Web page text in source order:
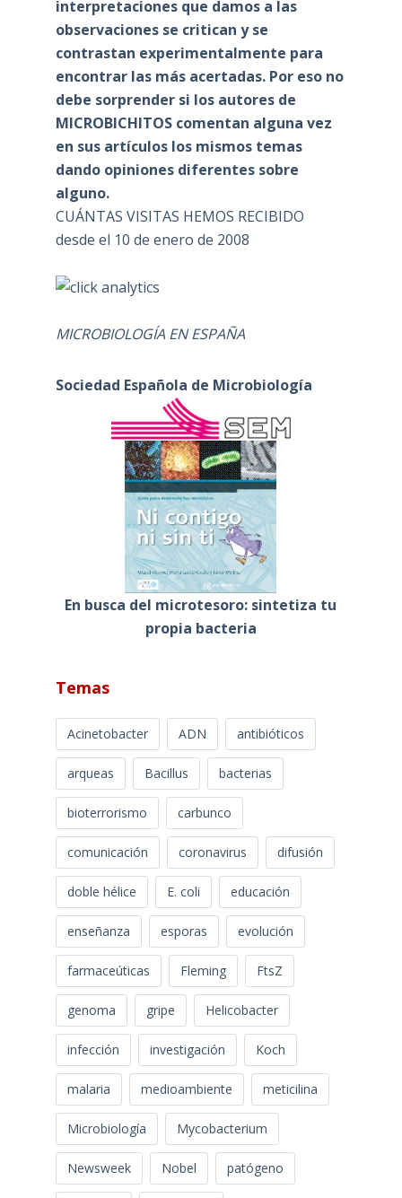
interpretaciones que damos a las
observaciones se critican y se
contrastan experimentalmente para
encontrar las más acertadas. Por eso no
debe sorprender si los autores de
MICROBICHITOS comentan alguna vez
en sus artículos los mismos temas
dando opiniones diferentes sobre
alguno.
CUÁNTAS VISITAS HEMOS RECIBIDO
desde el 10 de enero de 2008
MICROBIOLOGÍA EN ESPAÑA
Sociedad Española de Microbiología
En busca del microtesoro: sintetiza tu
propia bacteria
Temas
Acinetobacter ADN antibióticos
arqueas Bacillus bacterias
bioterrorismo carbunco
comunicación coronavirus difusión
doble hélice E. coli educación
enseñanza esporas evolución
farmaceúticas Fleming FtsZ
genoma gripe Helicobacter
infección investigación Koch
malaria medioambiente meticilina
Microbiología Mycobacterium
Newsweek Nobel patógeno